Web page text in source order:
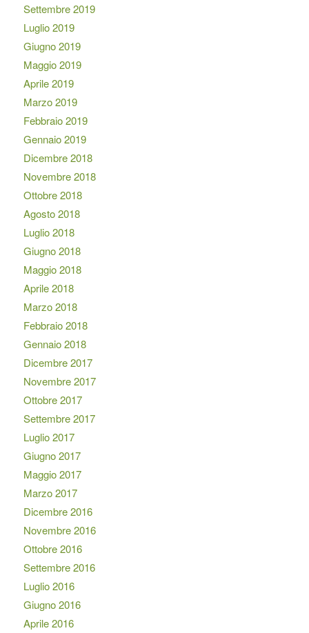
Settembre 2019
Luglio 2019
Giugno 2019
Maggio 2019
Aprile 2019
Marzo 2019
Febbraio 2019
Gennaio 2019
Dicembre 2018
Novembre 2018
Ottobre 2018
Agosto 2018
Luglio 2018
Giugno 2018
Maggio 2018
Aprile 2018
Marzo 2018
Febbraio 2018
Gennaio 2018
Dicembre 2017
Novembre 2017
Ottobre 2017
Settembre 2017
Luglio 2017
Giugno 2017
Maggio 2017
Marzo 2017
Dicembre 2016
Novembre 2016
Ottobre 2016
Settembre 2016
Luglio 2016
Giugno 2016
Aprile 2016